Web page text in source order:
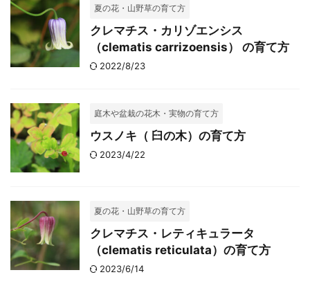
夏の花・山野草の育て方
クレマチス・カリゾエンシス
（clematis carrizoensis） の育て方
2022/8/23
庭木や盆栽の花木・実物の育て方
ウスノキ（ 臼の木）の育て方
2023/4/22
夏の花・山野草の育て方
クレマチス・レティキュラータ
（clematis reticulata）の育て方
2023/6/14